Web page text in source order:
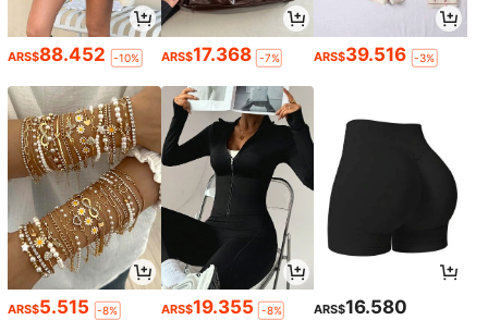
ARS$88.452 -10% ARS$17.368 -7% ARS$39.516 -3%
ARS$5.515 -8% ARS$19.355 -8% ARS$16.580